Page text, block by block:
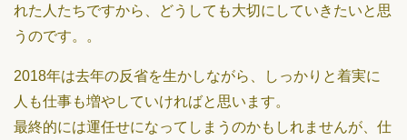
れた人たちですから、どうしても大切にしていきたいと思
うのです。。
2018年は去年の反省を生かしながら、しっかりと着実に
人も仕事も増やしていければと思います。
最終的には運任せになってしまうのかもしれませんが、仕